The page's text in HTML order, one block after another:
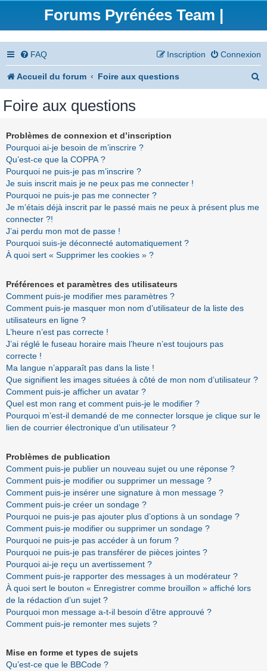
Forums Pyrénées Team |
FAQ Connexion
Inscription
Accueil du forum Foire aux questions
Foire aux questions
Problèmes de connexion et d’inscription
Pourquoi ai-je besoin de m’inscrire ?
Qu’est-ce que la COPPA ?
Pourquoi ne puis-je pas m’inscrire ?
Je suis inscrit mais je ne peux pas me connecter !
Pourquoi ne puis-je pas me connecter ?
Je m’étais déjà inscrit par le passé mais ne peux à présent plus me
connecter ?!
J’ai perdu mon mot de passe !
Pourquoi suis-je déconnecté automatiquement ?
À quoi sert « Supprimer les cookies » ?
Préférences et paramètres des utilisateurs
Comment puis-je modifier mes paramètres ?
Comment puis-je masquer mon nom d’utilisateur de la liste des
utilisateurs en ligne ?
L’heure n’est pas correcte !
J’ai réglé le fuseau horaire mais l’heure n’est toujours pas
correcte !
Ma langue n’apparaît pas dans la liste !
Que signifient les images situées à côté de mon nom d’utilisateur ?
Comment puis-je afficher un avatar ?
Quel est mon rang et comment puis-je le modifier ?
Pourquoi m’est-il demandé de me connecter lorsque je clique sur le
lien de courrier électronique d’un utilisateur ?
Problèmes de publication
Comment puis-je publier un nouveau sujet ou une réponse ?
Comment puis-je modifier ou supprimer un message ?
Comment puis-je insérer une signature à mon message ?
Comment puis-je créer un sondage ?
Pourquoi ne puis-je pas ajouter plus d’options à un sondage ?
Comment puis-je modifier ou supprimer un sondage ?
Pourquoi ne puis-je pas accéder à un forum ?
Pourquoi ne puis-je pas transférer de pièces jointes ?
Pourquoi ai-je reçu un avertissement ?
Comment puis-je rapporter des messages à un modérateur ?
À quoi sert le bouton « Enregistrer comme brouillon » affiché lors
de la rédaction d’un sujet ?
Pourquoi mon message a-t-il besoin d’être approuvé ?
Comment puis-je remonter mes sujets ?
Mise en forme et types de sujets
Qu’est-ce que le BBCode ?